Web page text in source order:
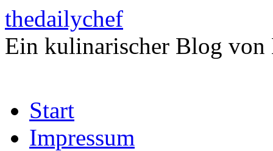
thedailychef
Ein kulinarischer Blog von
Inhalt
springenStart
Impressum